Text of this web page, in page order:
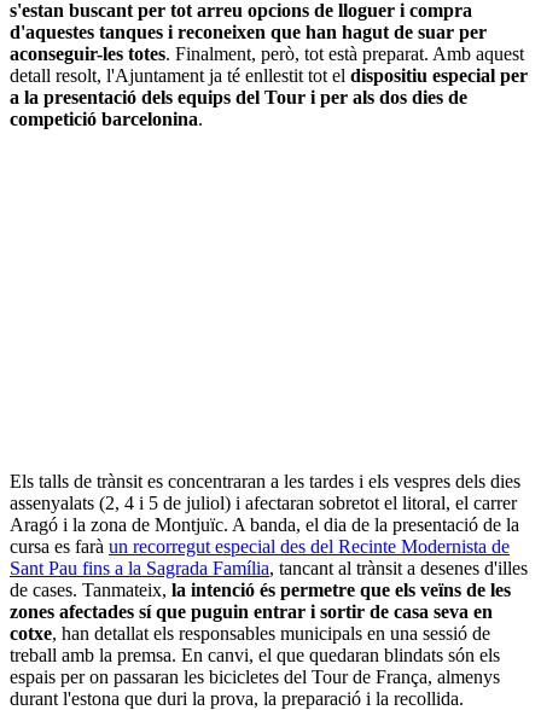
s'estan buscant per tot arreu opcions de lloguer i compra
d'aquestes tanques i reconeixen que han hagut de suar per
aconseguir-les totes. Finalment, però, tot està preparat. Amb aquest
detall resolt, l'Ajuntament ja té enllestit tot el dispositiu especial per
a la presentació dels equips del Tour i per als dos dies de
competició barcelonina.
Els talls de trànsit es concentraran a les tardes i els vespres dels dies
assenyalats (2, 4 i 5 de juliol) i afectaran sobretot el litoral, el carrer
Aragó i la zona de Montjuïc. A banda, el dia de la presentació de la
cursa es farà un recorregut especial des del Recinte Modernista de
Sant Pau fins a la Sagrada Família, tancant al trànsit a desenes d'illes
de cases. Tanmateix, la intenció és permetre que els veïns de les
zones afectades sí que puguin entrar i sortir de casa seva en
cotxe, han detallat els responsables municipals en una sessió de
treball amb la premsa. En canvi, el que quedaran blindats són els
espais per on passaran les bicicletes del Tour de França, almenys
durant l'estona que duri la prova, la preparació i la recollida.